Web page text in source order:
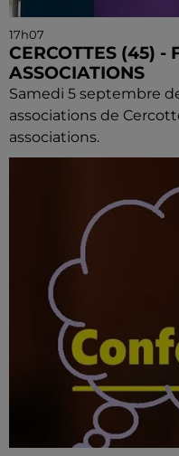
17h07
CERCOTTES (45) -
ASSOCIATIONS
Samedi 5 septembre
associations de
associations.